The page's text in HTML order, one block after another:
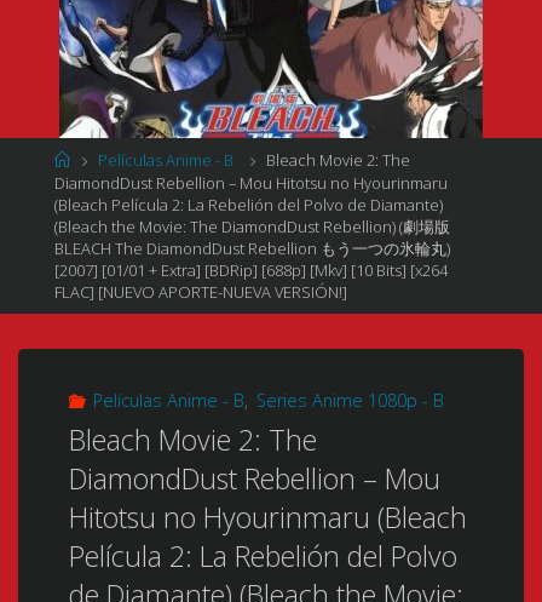
Página
de
Inicio
Películas Anime - B
Bleach Movie 2: The
DiamondDust Rebellion – Mou Hitotsu no Hyourinmaru
(Bleach Película 2: La Rebelión del Polvo de Diamante)
(Bleach the Movie: The DiamondDust Rebellion) (劇場版
BLEACH The DiamondDust Rebellion もう一つの氷輪丸)
[2007] [01/01 + Extra] [BDRip] [688p] [Mkv] [10 Bits] [x264
FLAC] [NUEVO APORTE-NUEVA VERSIÓN!]
Películas Anime - B, Series Anime 1080p - B
Bleach Movie 2: The
DiamondDust Rebellion – Mou
Hitotsu no Hyourinmaru (Bleach
Película 2: La Rebelión del Polvo